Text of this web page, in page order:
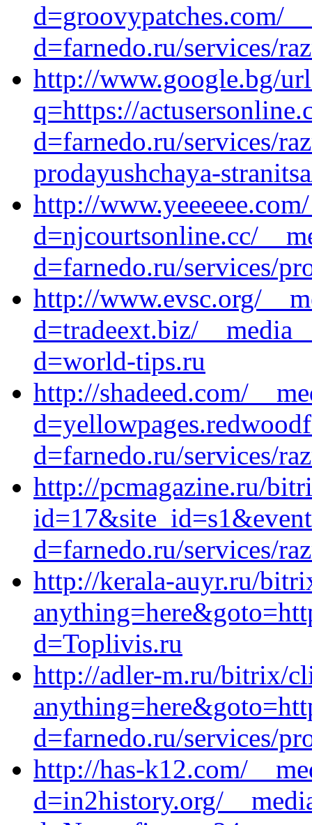
d=groovypatches.com/
d=farnedo.ru/services/
http://www.google.bg/
q=https://
d=farnedo.ru/services/
prodayushchaya-
http://
d=njcourtsonline.cc/
d=farnedo.ru/services/
http://www.evsc.org/
d=tradeext.biz/
d=world-tips.ru
http://shadeed.com/
d=farnedo.ru/services/
http://pcmagazine.ru/
d=farnedo.ru/services/
http://kerala-auyr.ru/
d=Toplivis.ru
http://adler-m.ru/bitrix/
d=farnedo.ru/services/
http://has-k12.com/
d=in2history.org/